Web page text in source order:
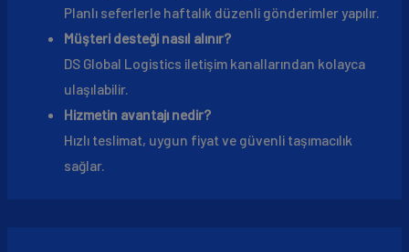
Planlı seferlerle haftalık düzenli gönderimler yapılır.
Müşteri desteği nasıl alınır?
DS Global Logistics iletişim kanallarından kolayca
ulaşılabilir.
Hizmetin avantajı nedir?
Hızlı teslimat, uygun fiyat ve güvenli taşımacılık
sağlar.